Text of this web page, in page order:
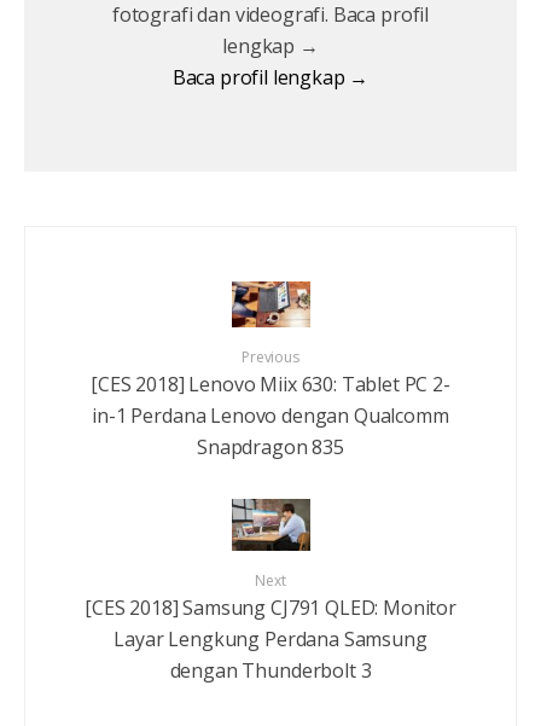
fotografi dan videografi. Baca profil
lengkap →
Baca profil lengkap →
Previous
[CES 2018] Lenovo Miix 630: Tablet PC 2-
in-1 Perdana Lenovo dengan Qualcomm
Snapdragon 835
Next
[CES 2018] Samsung CJ791 QLED: Monitor
Layar Lengkung Perdana Samsung
dengan Thunderbolt 3